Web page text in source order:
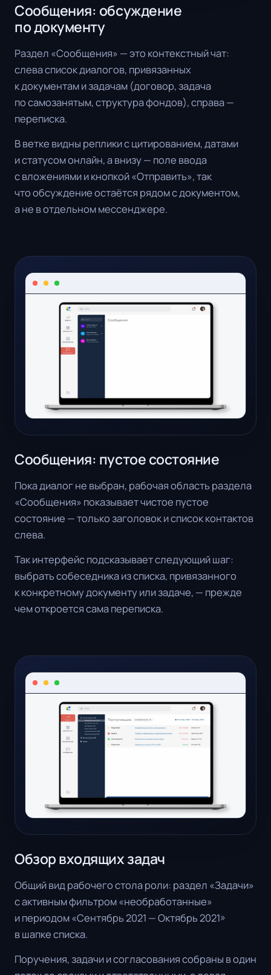
Сообщения: обсуждение
по документу
Раздел «Сообщения» — это контекстный чат:
слева список диалогов, привязанных
к документам и задачам (договор, задача
по самозанятым, структура фондов), справа —
переписка.
В ветке видны реплики с цитированием, датами
и статусом онлайн, а внизу — поле ввода
с вложениями и кнопкой «Отправить», так
что обсуждение остаётся рядом с документом,
а не в отдельном мессенджере.
Сообщения: пустое состояние
Пока диалог не выбран, рабочая область раздела
«Сообщения» показывает чистое пустое
состояние — только заголовок и список контактов
слева.
Так интерфейс подсказывает следующий шаг:
выбрать собеседника из списка, привязанного
к конкретному документу или задаче, — прежде
чем откроется сама переписка.
Обзор входящих задач
Общий вид рабочего стола роли: раздел «Задачи»
с активным фильтром «необработанные»
и периодом «Сентябрь 2021 — Октябрь 2021»
в шапке списка.
Поручения, задачи и согласования собраны в один